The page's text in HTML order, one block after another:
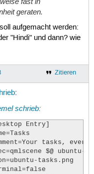
geraten.
aufgemacht werden:
"Hindi" und dann? wie
Zitieren
:
schrieb:
Entry]
tasks,
$@ ubuntu-
tasks.png